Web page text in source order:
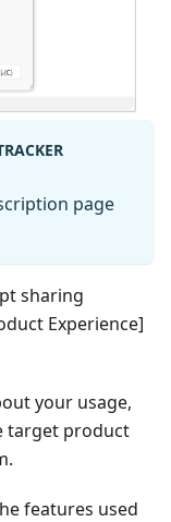
page
sharing
Experience]
your usage,
target product
features used